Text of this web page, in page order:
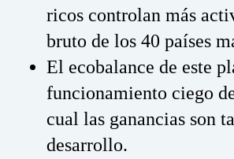
ricos controlan más
bruto de los 40 países
El ecobalance de este
funcionamiento ciego
cual las ganancias son
desarrollo.